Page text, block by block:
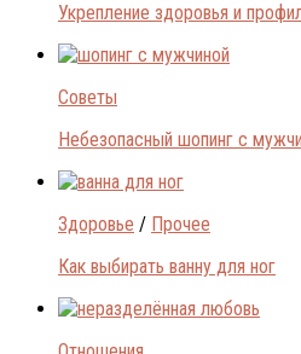
Укрепление здоровья и
Советы
Небезопасный шопинг с
Здоровье / Прочее
Как выбирать ванну для ног